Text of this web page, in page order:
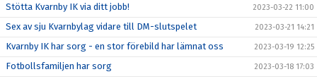
Stötta Kvarnby IK via ditt jobb! 2023-03-22 11:00
Sex av sju Kvarnbylag vidare till DM-slutspelet 2023-03-21 14:21
Kvarnby IK har sorg - en stor förebild har lämnat oss 2023-03-19 12:25
Fotbollsfamiljen har sorg 2023-03-18 17:03